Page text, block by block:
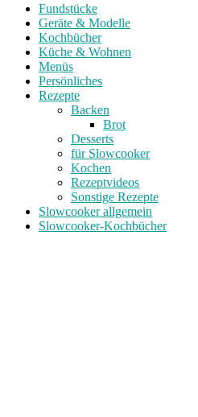
Fundstücke
Geräte & Modelle
Kochbücher
Küche & Wohnen
Menüs
Persönliches
Rezepte
Backen
Brot
Desserts
für Slowcooker
Kochen
Rezeptvideos
Sonstige Rezepte
Slowcooker allgemein
Slowcooker-Kochbücher